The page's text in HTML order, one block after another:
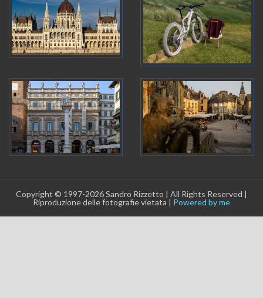
Copyright © 1997-2026 Sandro Rizzetto | All Rights Reserved |
Riproduzione delle fotografie vietata | Powered by me